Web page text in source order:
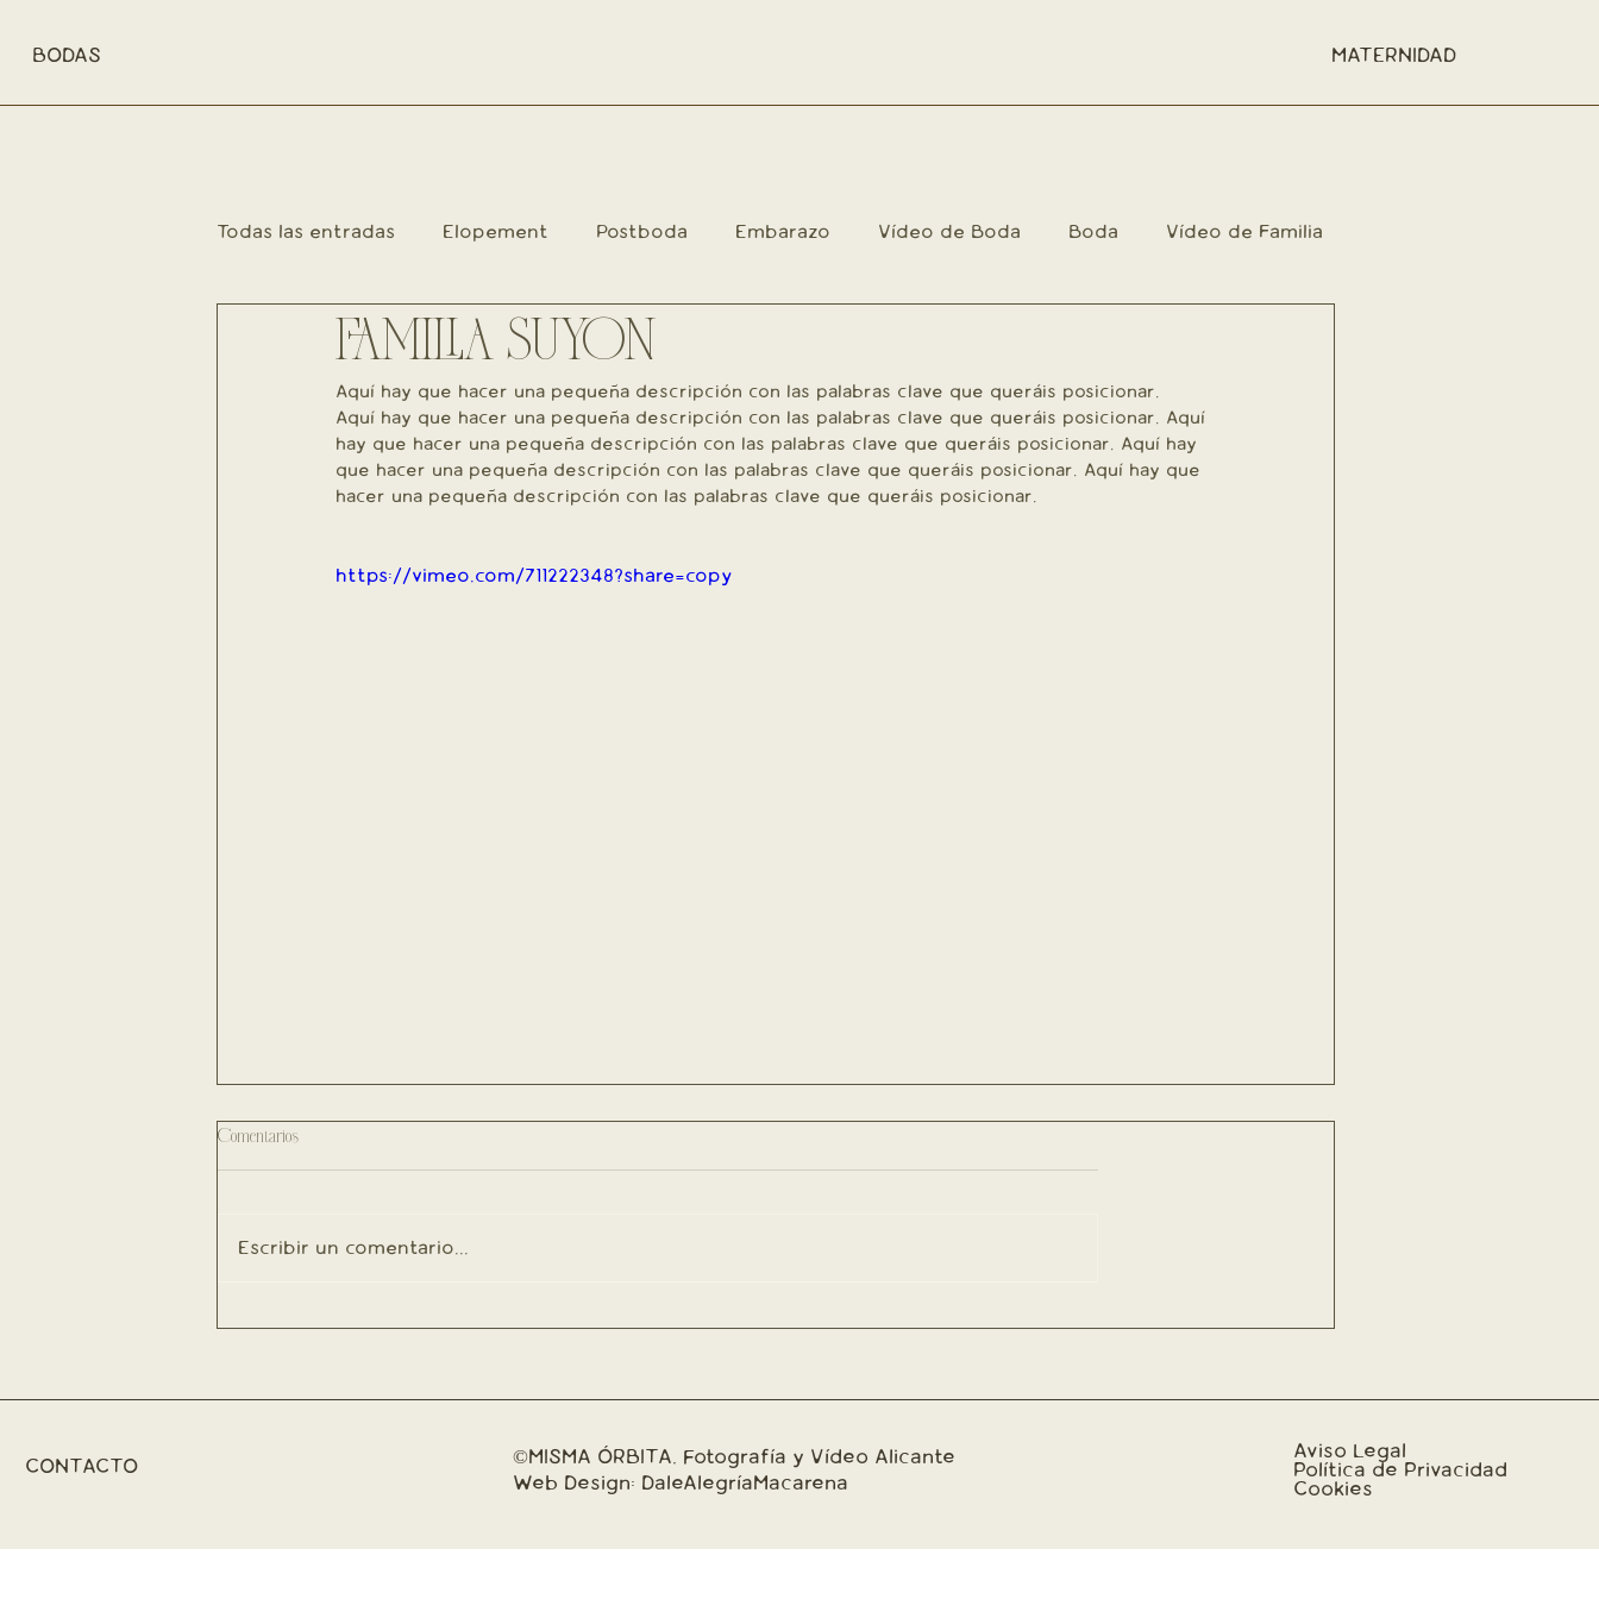
BODAS MATERNIDAD
Todas las entradas Elopement Postboda Embarazo Vídeo de Boda Boda Vídeo de Familia
Retratos en movimiento
FAMILIA SUYON
Aquí hay que hacer una pequeña descripción con las palabras clave que queráis posicionar.
Aquí hay que hacer una pequeña descripción con las palabras clave que queráis posicionar. Aquí
hay que hacer una pequeña descripción con las palabras clave que queráis posicionar. Aquí hay
que hacer una pequeña descripción con las palabras clave que queráis posicionar. Aquí hay que
hacer una pequeña descripción con las palabras clave que queráis posicionar.
https://vimeo.com/711222348?share=copy
Comentarios
Escribir un comentario...
CONTACTO
©MISMA ÓRBITA. Fotografía y Vídeo Alicante
Web Design: DaleAlegríaMacarena
Aviso Legal
Política de Privacidad
Cookies